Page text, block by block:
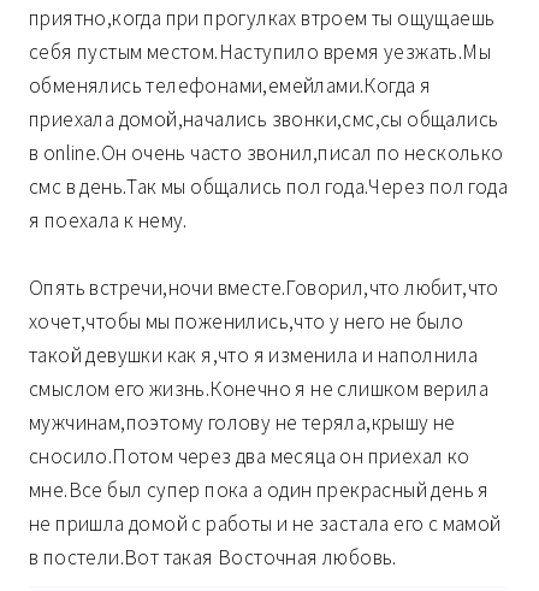
приятно,когда при прогулках втроем ты ощущаешь
себя пустым местом.Наступило время уезжать.Мы
обменялись телефонами,емейлами.Когда я
приехала домой,начались звонки,смс,сы общались
в online.Он очень часто звонил,писал по несколько
смс в день.Так мы общались пол года.Через пол года
я поехала к нему.
Опять встречи,ночи вместе.Говорил,что любит,что
хочет,чтобы мы поженились,что у него не было
такой девушки как я,что я изменила и наполнила
смыслом его жизнь.Конечно я не слишком верила
мужчинам,поэтому голову не теряла,крышу не
сносило.Потом через два месяца он приехал ко
мне.Все был супер пока а один прекрасный день я
не пришла домой с работы и не застала его с мамой
в постели.Вот такая Восточная любовь.